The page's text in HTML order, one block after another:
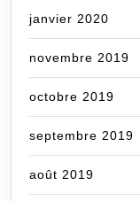
janvier 2020
novembre 2019
octobre 2019
septembre 2019
août 2019